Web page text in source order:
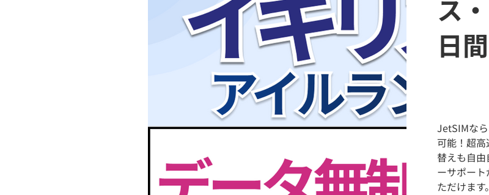
ス
日
JetSIMな
可能！超高
替えも自
ーサポー
ただけます。